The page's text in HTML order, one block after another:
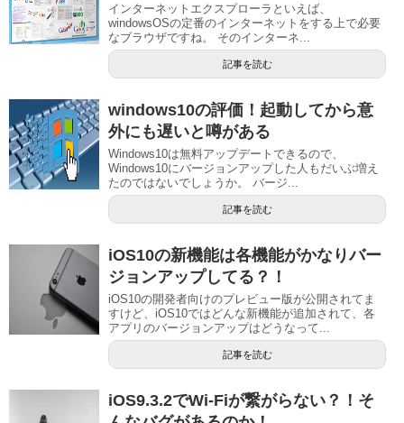
インターネットエクスプローラといえば、
windowsOSの定番のインターネットをする上で必要
なブラウザですね。 そのインターネ...
記事を読む
windows10の評価！起動してから意
外にも遅いと噂がある
Windows10は無料アップデートできるので、
Windows10にバージョンアップした人もだいぶ増え
たのではないでしょうか。 バージ...
記事を読む
iOS10の新機能は各機能がかなりバー
ジョンアップしてる？！
iOS10の開発者向けのプレビュー版が公開されてま
すけど、iOS10ではどんな新機能が追加されて、各
アプリのバージョンアップはどうなって...
記事を読む
iOS9.3.2でWi-Fiが繋がらない？！そ